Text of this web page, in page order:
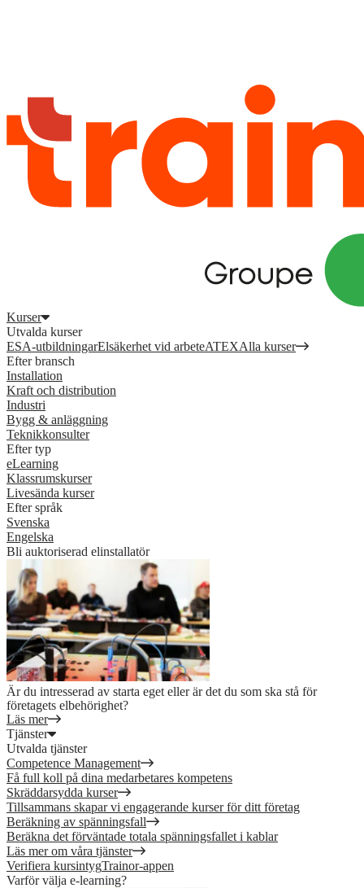
Kurser
Utvalda kurser
ESA-utbildningarElsäkerhet vid arbeteATEXAlla kurser
Efter bransch
Installation
Kraft och distribution
Industri
Bygg & anläggning
Teknikkonsulter
Efter typ
eLearning
Klassrumskurser
Livesända kurser
Efter språk
Svenska
Engelska
Bli auktoriserad elinstallatör
Är du intresserad av starta eget eller är det du som ska stå för
företagets elbehörighet?
Läs mer
Tjänster
Utvalda tjänster
Competence Management
Få full koll på dina medarbetares kompetens
Skräddarsydda kurser
Tillsammans skapar vi engagerande kurser för ditt företag
Beräkning av spänningsfall
Beräkna det förväntade totala spänningsfallet i kablar
Läs mer om våra tjänster
Verifiera kursintygTrainor-appen
Varför välja e-learning?